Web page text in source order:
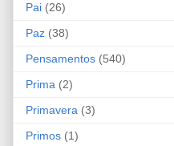
Pai (26)
Paz (38)
Pensamentos (540)
Prima (2)
Primavera (3)
Primos (1)